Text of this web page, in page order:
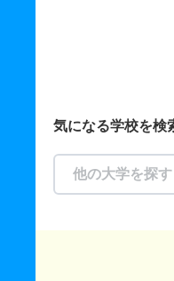
気になる学校を検